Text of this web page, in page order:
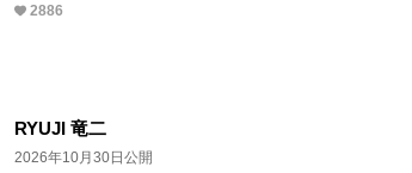
2886
RYUJI 竜二
2026年10月30日公開